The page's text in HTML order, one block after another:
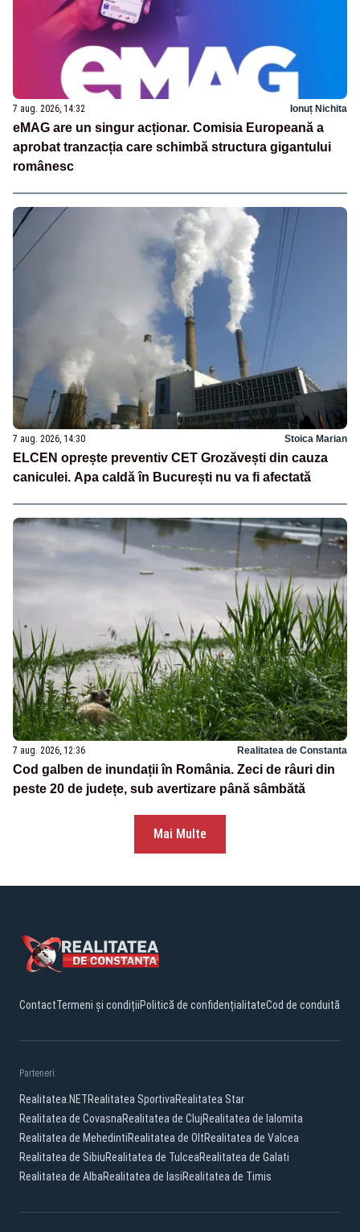
7 aug. 2026, 14:32 Ionuț Nichita
eMAG are un singur acționar. Comisia Europeană a
aprobat tranzacția care schimbă structura gigantului
românesc
7 aug. 2026, 14:30 Stoica Marian
ELCEN oprește preventiv CET Grozăvești din cauza
caniculei. Apa caldă în București nu va fi afectată
7 aug. 2026, 12:36 Realitatea de Constanta
Cod galben de inundații în România. Zeci de râuri din
peste 20 de județe, sub avertizare până sâmbătă
Mai Multe
ContactTermeni și condițiiPolitică de confidențialitateCod de conduită
Parteneri:
Realitatea.NETRealitatea SportivaRealitatea Star
Realitatea de CovasnaRealitatea de ClujRealitatea de Ialomita
Realitatea de MehedintiRealitatea de OltRealitatea de Valcea
Realitatea de SibiuRealitatea de TulceaRealitatea de Galati
Realitatea de AlbaRealitatea de IasiRealitatea de Timis